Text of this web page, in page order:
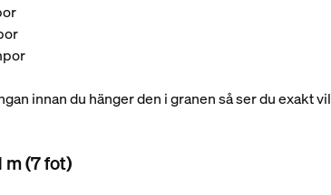
innan du hänger den i granen så ser du exakt
m (7 fot)